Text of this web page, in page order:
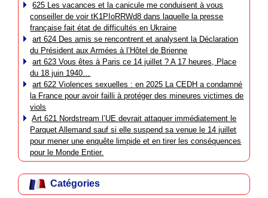
625 Les vacances et la canicule me conduisent à vous
conseiller de voir tK1PIoRRWd8 dans laquelle la presse
française fait état de difficultés en Ukraine
art 624 Des amis se rencontrent et analysent la Déclaration
du Président aux Armées à l’Hôtel de Brienne
art 623 Vous êtes à Paris ce 14 juillet ? A 17 heures, Place
du 18 juin 1940…
art 622 Violences sexuelles : en 2025 La CEDH a condamné
la France pour avoir failli à protéger des mineures victimes de
viols
Art 621 Nordstream l’UE devrait attaquer immédiatement le
Parquet Allemand sauf si elle suspend sa venue le 14 juillet
pour mener une enquête limpide et en tirer les conséquences
pour le Monde Entier.
Catégories